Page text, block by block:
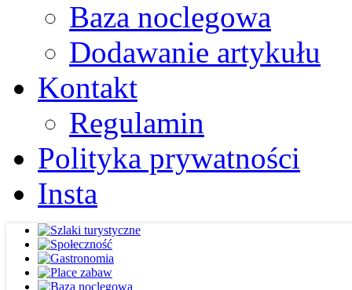
Baza noclegowa
Dodawanie artykułu
Kontakt
Regulamin
Polityka prywatności
Insta